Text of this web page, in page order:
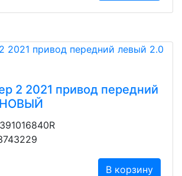
2 2021 привод передний
НОВЫЙ
В корзину